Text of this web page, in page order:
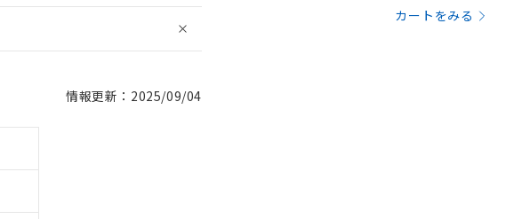
情報更新：2025/09/04
カートをみる